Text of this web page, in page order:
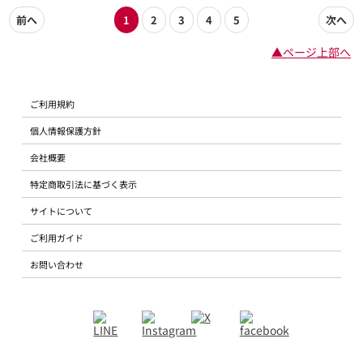
前へ
1 2 3 4 5 次へ
▲ページ上部へ
ご利用規約
個人情報保護方針
会社概要
特定商取引法に基づく表示
サイトについて
ご利用ガイド
お問い合わせ